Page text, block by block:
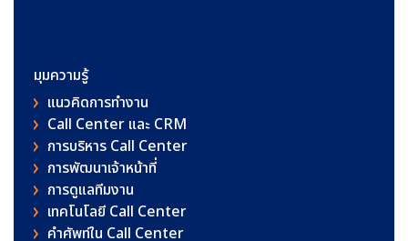
มุมความรู้
แนวคิดการทำงาน
Call Center และ CRM
การบริหาร Call Center
การพัฒนาเจ้าหน้าที่
การดูแลทีมงาน
เทคโนโลยี Call Center
คําศัพท์ใน Call Center